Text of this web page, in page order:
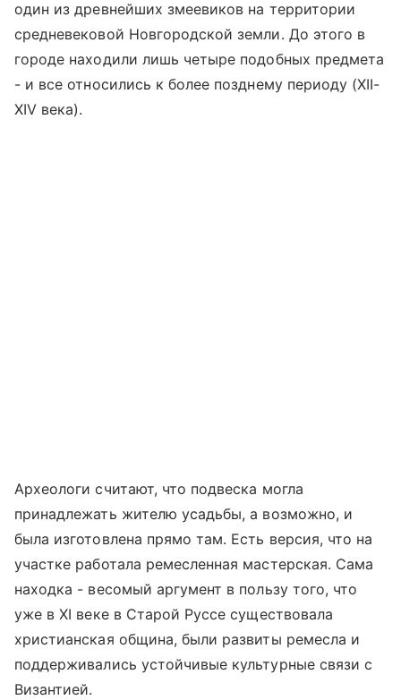
один из древнейших змеевиков на территории
средневековой Новгородской земли. До этого в
городе находили лишь четыре подобных предмета
- и все относились к более позднему периоду (XII-
XIV века).
Археологи считают, что подвеска могла
принадлежать жителю усадьбы, а возможно, и
была изготовлена прямо там. Есть версия, что на
участке работала ремесленная мастерская. Сама
находка - весомый аргумент в пользу того, что
уже в XI веке в Старой Руссе существовала
христианская община, были развиты ремесла и
поддерживались устойчивые культурные связи с
Византией.